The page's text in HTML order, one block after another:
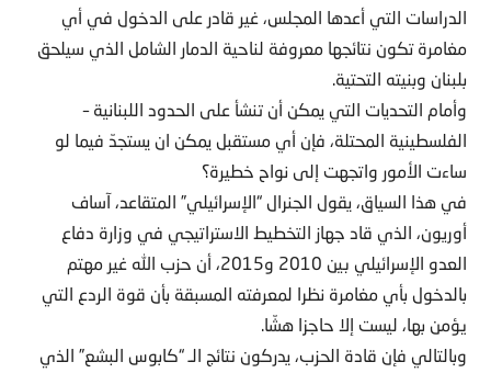
الدراسات التي أعدها المجلس، غير قادر على الدخول في أي
مغامرة تكون نتائجها معروفة لناحية الدمار الشامل الذي سيلحق
بلبنان وبنيته التحتية.
وأمام التحديات التي يمكن أن تنشأ على الحدود اللبنانية –
الفلسطينية المحتلة، فإن أي مستقبل يمكن ان يستجدّ فيما لو
ساءت الأمور واتجهت إلى نواح خطيرة؟
في هذا السياق، يقول الجنرال “الإسرائيلي” المتقاعد، آساف
أوريون، الذي قاد جهاز التخطيط الاستراتيجي في وزارة دفاع
العدو الإسرائيلي بين 2010 و2015، أن حزب الله غير مهتم
بالدخول بأي مغامرة نظرا لمعرفته المسبقة بأن قوة الردع التي
يؤمن بها، ليست إلا حاجزا هشّا.
وبالتالي فإن قادة الحزب، يدركون نتائج الـ “كابوس البشع” الذي